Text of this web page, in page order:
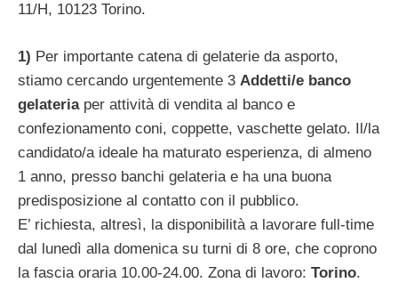
11/H, 10123 Torino.
1) Per importante catena di gelaterie da asporto,
stiamo cercando urgentemente 3 Addetti/e banco
gelateriaper attività di vendita al banco e
confezionamento coni, coppette, vaschette gelato. Il/la
candidato/a ideale ha maturato esperienza, di almeno
1 anno, presso banchi gelateria e ha una buona
predisposizione al contatto con il pubblico.
E’ richiesta, altresì, la disponibilità a lavorare full-time
dal lunedì alla domenica su turni di 8 ore, che coprono
la fascia oraria 10.00-24.00. Zona di lavoro: Torino.